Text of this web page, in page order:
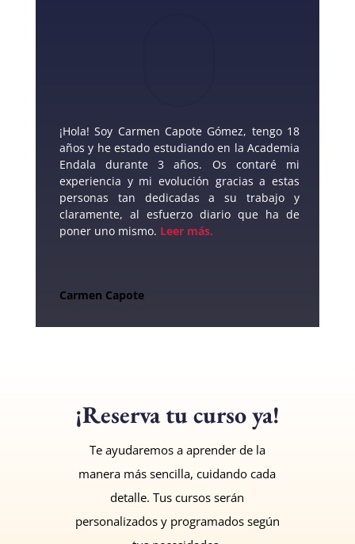
¡Hola! Soy Carmen Capote Gómez, tengo 18
años y he estado estudiando en la Academia
Endala durante 3 años. Os contaré mi
experiencia y mi evolución gracias a estas
personas tan dedicadas a su trabajo y
claramente, al esfuerzo diario que ha de
poner uno mismo. Leer más.
Carmen Capote
¡Reserva tu curso ya!
Te ayudaremos a aprender de la
manera más sencilla, cuidando cada
detalle. Tus cursos serán
personalizados y programados según